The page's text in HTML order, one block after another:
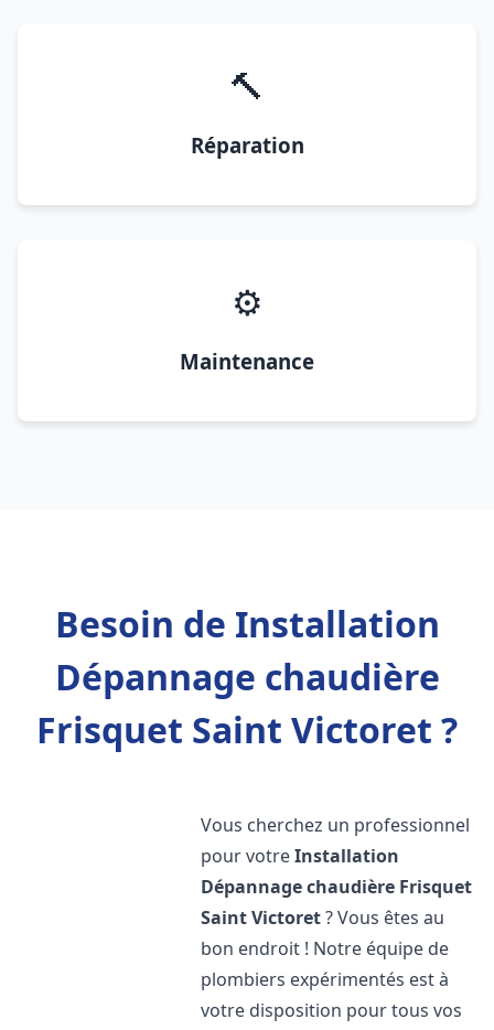
🔨
Réparation
⚙️
Maintenance
Besoin de Installation
Dépannage chaudière
Frisquet Saint Victoret ?
Vous cherchez un professionnel
pour votreInstallation
Dépannage chaudière Frisquet
Saint Victoret? Vous êtes au
bon endroit ! Notre équipe de
plombiers expérimentés est à
votre disposition pour tous vos